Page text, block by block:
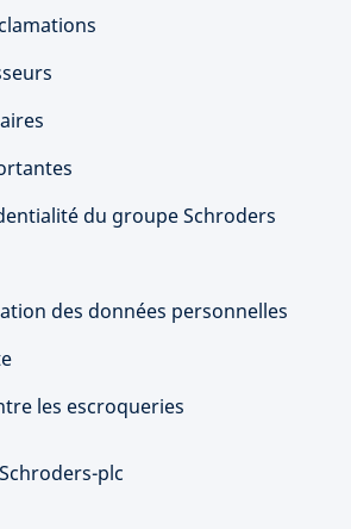
du groupe Schroders
des données personnelles
les escroqueries
plc